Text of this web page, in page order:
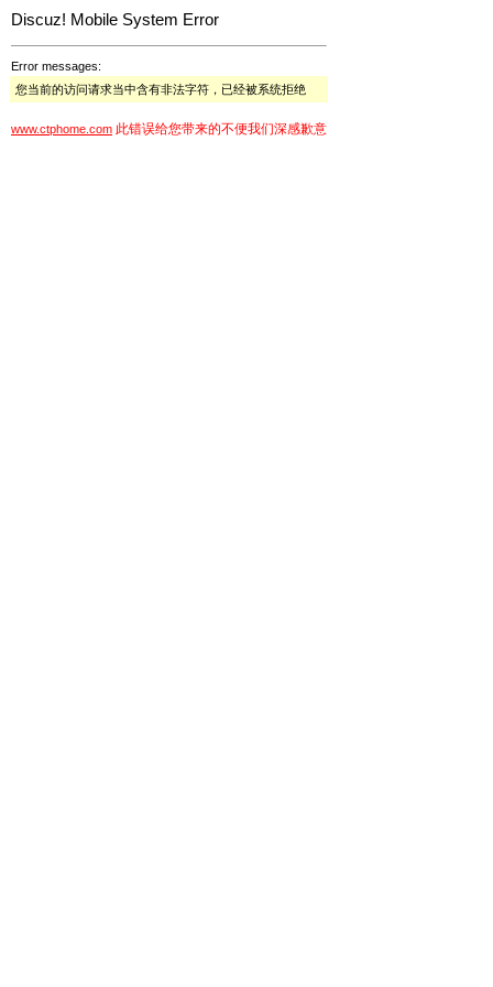
Discuz! Mobile System Error
Error messages:
您当前的访问请求当中含有非法字符，已经被系统拒绝
www.ctphome.com 此错误给您带来的不便我们深感歉意